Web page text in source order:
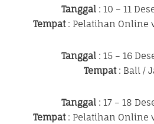
Tanggal : 10 – 11
Tempat: Pelatihan Online
Tanggal: 15 – 16
Tempat: Bali /
Tanggal: 17 – 18
Tempat: Pelatihan Online